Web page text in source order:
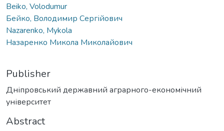
Beiko, Volodumur
Бейко, Володимир Сергійович
Nazarenko, Mykola
Назаренко Микола Миколайович
Publisher
Дніпровський державний аграрного-економічний
університет
Abstract